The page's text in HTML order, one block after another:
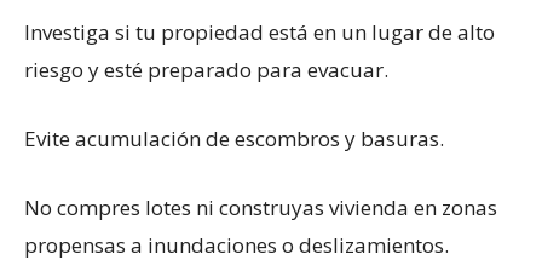
Investiga si tu propiedad está en un lugar de alto
riesgo y esté preparado para evacuar.
Evite acumulación de escombros y basuras.
No compres lotes ni construyas vivienda en zonas
propensas a inundaciones o deslizamientos.